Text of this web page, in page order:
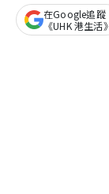
在Google追蹤
《UHK 港生活》